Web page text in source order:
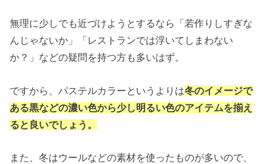
無理に少しでも近づけようとするなら「若作りしすぎな
んじゃないか」「レストランでは浮いてしまわない
か？」などの疑問を持つ方も多いはず。
ですから、パステルカラーというよりは冬のイメージで
ある黒などの濃い色から少し明るい色のアイテムを揃え
ると良いでしょう。
また、冬はウールなどの素材を使ったものが多いので、